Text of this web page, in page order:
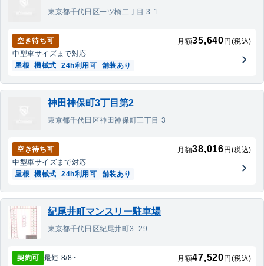
東京都千代田区一ツ橋二丁目 3-1
空き待ち可 月額35,640 円(税込)
中型車サイズまで対応
屋根 機械式 24h利用可 舗装あり
神田神保町3丁目第2
東京都千代田区神田神保町三丁目 3
空き待ち可 月額38,016 円(税込)
中型車サイズまで対応
屋根 機械式 24h利用可 舗装あり
紀尾井町マンスリー駐車場
東京都千代田区紀尾井町3 -29
契約可 最短 8/8~ 月額47,520 円(税込)